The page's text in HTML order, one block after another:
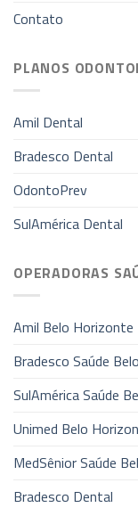
Contato
PLANOS
Amil Dental
Bradesco Dental
OdontoPrev
SulAmérica Dental
OPERADORAS
Amil Belo Horizonte
Bradesco Saúde
SulAmérica Saúde
Unimed Belo
MedSênior Saúde
Bradesco Dental